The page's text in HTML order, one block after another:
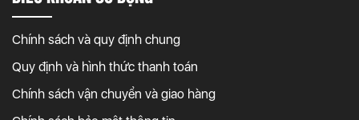
Chính sách và quy định chung
Quy định và hình thức thanh toán
Chính sách vận chuyển và giao hàng